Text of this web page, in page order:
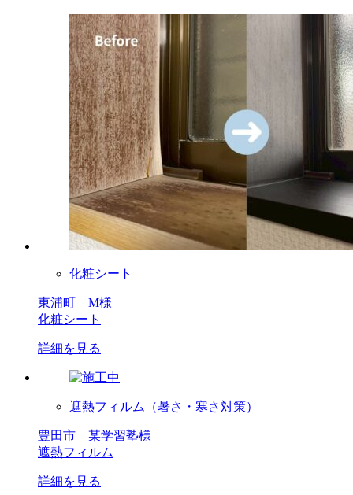
化粧シート
東浦町 M様
化粧シート
詳細を見る
遮熱フィルム（暑さ・寒さ対策）
豊田市 某学習塾様
遮熱フィルム
詳細を見る